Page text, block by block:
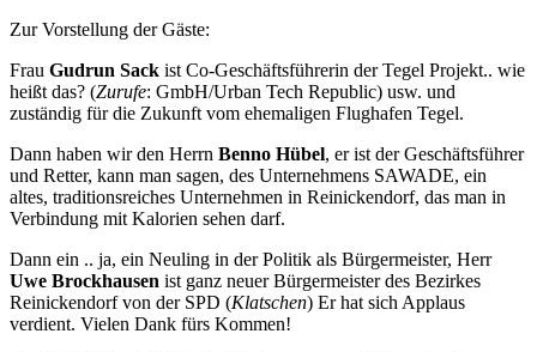
Zur Vorstellung der Gäste:
Frau Gudrun Sack ist Co-Geschäftsführerin der Tegel Projekt.. wie
heißt das? (Zurufe: GmbH/Urban Tech Republic) usw. und
zuständig für die Zukunft vom ehemaligen Flughafen Tegel.
Dann haben wir den Herrn Benno Hübel, er ist der Geschäftsführer
und Retter, kann man sagen, des Unternehmens SAWADE, ein
altes, traditionsreiches Unternehmen in Reinickendorf, das man in
Verbindung mit Kalorien sehen darf.
Dann ein .. ja, ein Neuling in der Politik als Bürgermeister, Herr
Uwe Brockhausen ist ganz neuer Bürgermeister des Bezirkes
Reinickendorf von der SPD (Klatschen) Er hat sich Applaus
verdient. Vielen Dank fürs Kommen!